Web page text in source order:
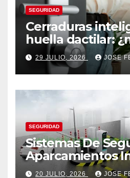
SEGURIDAD
Cerraduras
huella dactilar:
pena?
29 JULIO, 2026 JOSE
SEGURIDAD
Sistemas De
Aparcamientos
20 JULIO, 2026 JOSE